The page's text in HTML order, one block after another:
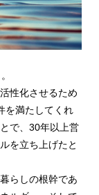
性化させるため
を満たしてくれ
で、30年以上営
を立ち上げたと
暮らしの根幹であ